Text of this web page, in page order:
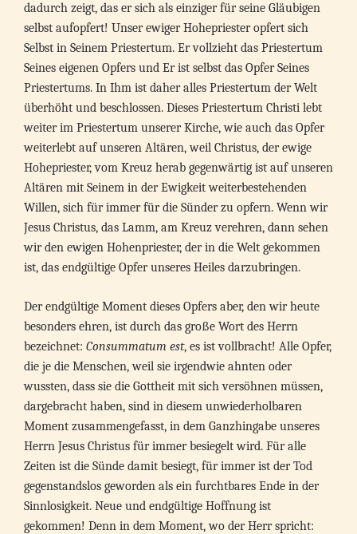
dadurch zeigt, das er sich als einziger für seine Gläubigen
selbst aufopfert! Unser ewiger Hohepriester opfert sich
Selbst in Seinem Priestertum. Er vollzieht das Priestertum
Seines eigenen Opfers und Er ist selbst das Opfer Seines
Priestertums. In Ihm ist daher alles Priestertum der Welt
überhöht und beschlossen. Dieses Priestertum Christi lebt
weiter im Priestertum unserer Kirche, wie auch das Opfer
weiterlebt auf unseren Altären, weil Christus, der ewige
Hohepriester, vom Kreuz herab gegenwärtig ist auf unseren
Altären mit Seinem in der Ewigkeit weiterbestehenden
Willen, sich für immer für die Sünder zu opfern. Wenn wir
Jesus Christus, das Lamm, am Kreuz verehren, dann sehen
wir den ewigen Hohenpriester, der in die Welt gekommen
ist, das endgültige Opfer unseres Heiles darzubringen.
Der endgültige Moment dieses Opfers aber, den wir heute
besonders ehren, ist durch das große Wort des Herrn
bezeichnet: Consummatum est, es ist vollbracht! Alle Opfer,
die je die Menschen, weil sie irgendwie ahnten oder
wussten, dass sie die Gottheit mit sich versöhnen müssen,
dargebracht haben, sind in diesem unwiederholbaren
Moment zusammengefasst, in dem Ganzhingabe unseres
Herrn Jesus Christus für immer besiegelt wird. Für alle
Zeiten ist die Sünde damit besiegt, für immer ist der Tod
gegenstandslos geworden als ein furchtbares Ende in der
Sinnlosigkeit. Neue und endgültige Hoffnung ist
gekommen! Denn in dem Moment, wo der Herr spricht: